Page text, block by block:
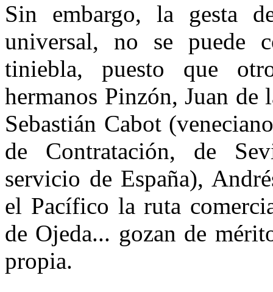
Sin embargo, la gesta
universal, no se puede
tiniebla, puesto que
hermanos Pinzón, Juan de
Sebastián Cabot
de Contratación, de
servicio de España),
el Pacífico la ruta
de Ojeda... gozan de
propia.